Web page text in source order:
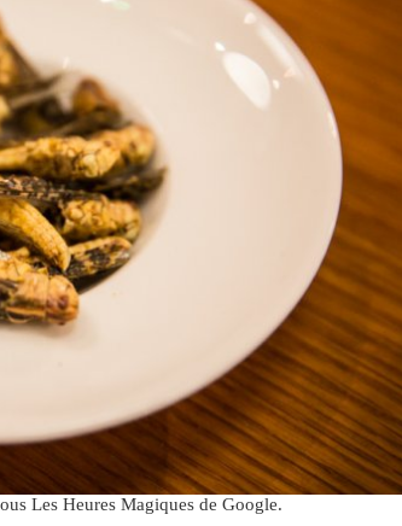
Les Heures Magiques de Google.